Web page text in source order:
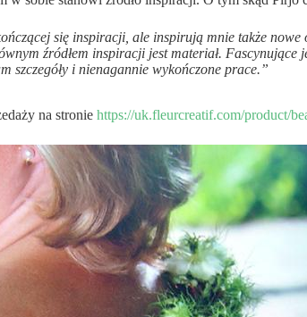
się inspiracji, ale inspirują mnie także
źródłem inspiracji jest materiał.
szczegóły i nienagannie wykończone prace.”
na stronie https://uk.fleurcreatif.com/product/